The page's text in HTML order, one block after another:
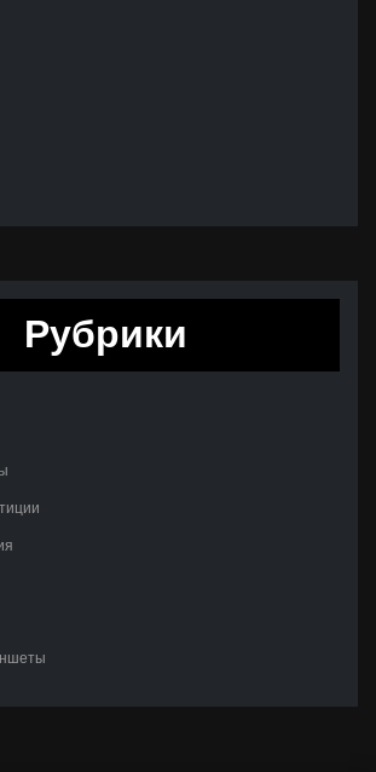
Рубрики